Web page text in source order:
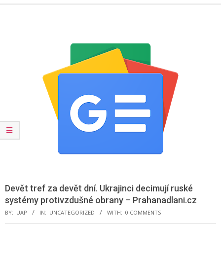
Devět tref za devět dní. Ukrajinci decimují ruské
systémy protivzdušné obrany – Prahanadlani.cz
BY: UAP IN: UNCATEGORIZED WITH: 0 COMMENTS